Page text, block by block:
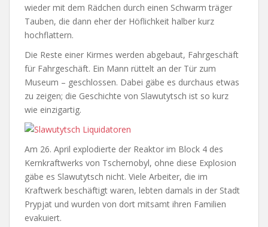
wieder mit dem Rädchen durch einen Schwarm träger
Tauben, die dann eher der Höflichkeit halber kurz
hochflattern.
Die Reste einer Kirmes werden abgebaut, Fahrgeschäft
für Fahrgeschäft. Ein Mann rüttelt an der Tür zum
Museum – geschlossen. Dabei gäbe es durchaus etwas
zu zeigen; die Geschichte von Slawutytsch ist so kurz
wie einzigartig.
Am 26. April explodierte der Reaktor im Block 4 des
Kernkraftwerks von Tschernobyl, ohne diese Explosion
gäbe es Slawutytsch nicht. Viele Arbeiter, die im
Kraftwerk beschäftigt waren, lebten damals in der Stadt
Prypjat und wurden von dort mitsamt ihren Familien
evakuiert.